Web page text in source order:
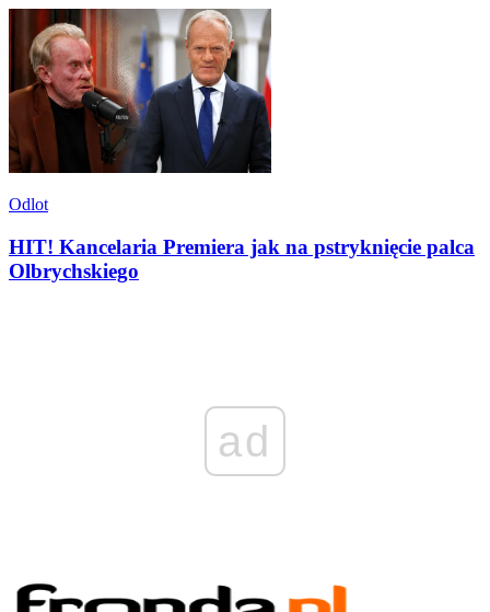
Odlot
HIT! Kancelaria Premiera jak na pstryknięcie palca
Olbrychskiego
ad